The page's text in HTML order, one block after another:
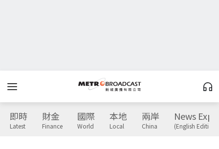
即時
Latest
財金
Finance
國際
World
本地
Local
兩岸
China
News
(English Edition)